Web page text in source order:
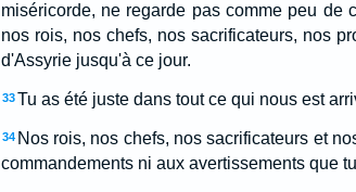
miséricorde, ne regarde pas comme peu de
nos rois, nos chefs, nos sacrificateurs, nos
d'Assyrie jusqu'à ce jour.
33 Tu as été juste dans tout ce qui nous est
34 Nos rois, nos chefs, nos sacrificateurs et
commandements ni aux avertissements que